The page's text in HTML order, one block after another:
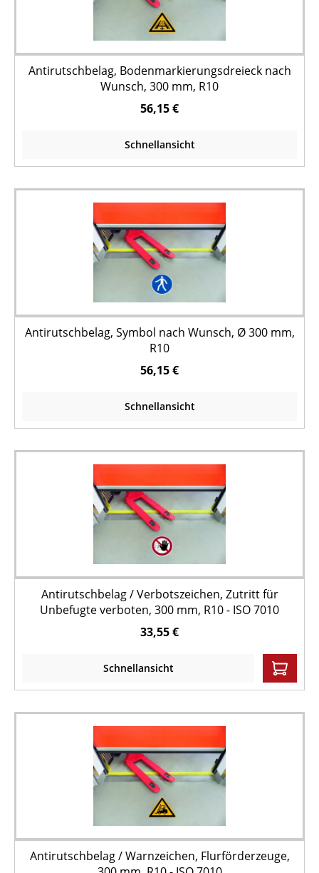
Antirutschbelag, Bodenmarkierungsdreieck nach
Wunsch, 300 mm, R10
56,15 €
Schnellansicht
Antirutschbelag, Symbol nach Wunsch, Ø 300 mm,
R10
56,15 €
Schnellansicht
Antirutschbelag / Verbotszeichen, Zutritt für
Unbefugte verboten, 300 mm, R10 - ISO 7010
33,55 €
Schnellansicht
Antirutschbelag / Warnzeichen, Flurförderzeuge,